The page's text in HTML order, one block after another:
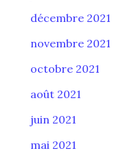
décembre 2021
novembre 2021
octobre 2021
août 2021
juin 2021
mai 2021